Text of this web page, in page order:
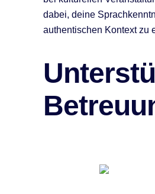
dabei, deine
authentischen Kontext zu